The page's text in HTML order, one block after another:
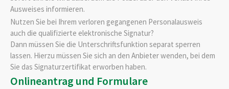
Ausweises informieren.
Nutzen Sie bei Ihrem verloren gegangenen Personalausweis
auch die qualifizierte elektronische Signatur?
Dann müssen Sie die Unterschriftsfunktion separat sperren
lassen. Hierzu müssen Sie sich an den Anbieter wenden, bei dem
Sie das Signaturzertifikat erworben haben.
Onlineantrag und Formulare